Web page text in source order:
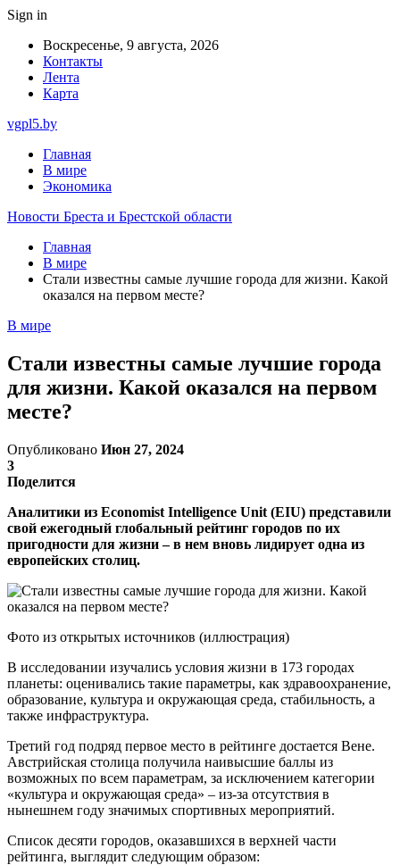
Sign in
Воскресенье, 9 августа, 2026
Контакты
Лента
Карта
vgpl5.by
Главная
В мире
Экономика
Новости Бреста и Брестской области
Главная
В мире
Стали известны самые лучшие города для жизни. Какой
оказался на первом месте?
В мире
Стали известны самые лучшие города
для жизни. Какой оказался на первом
месте?
Опубликовано Июн 27, 2024
3
Поделится
Аналитики из Economist Intelligence Unit (EIU) представили
свой ежегодный глобальный рейтинг городов по их
пригодности для жизни – в нем вновь лидирует одна из
европейских столиц.
Фото из открытых источников (иллюстрация)
В исследовании изучались условия жизни в 173 городах
планеты: оценивались такие параметры, как здравоохранение,
образование, культура и окружающая среда, стабильность, а
также инфраструктура.
Третий год подряд первое место в рейтинге достается Вене.
Австрийская столица получила наивысшие баллы из
возможных по всем параметрам, за исключением категории
«культура и окружающая среда» – из-за отсутствия в
нынешнем году значимых спортивных мероприятий.
Список десяти городов, оказавшихся в верхней части
рейтинга, выглядит следующим образом: